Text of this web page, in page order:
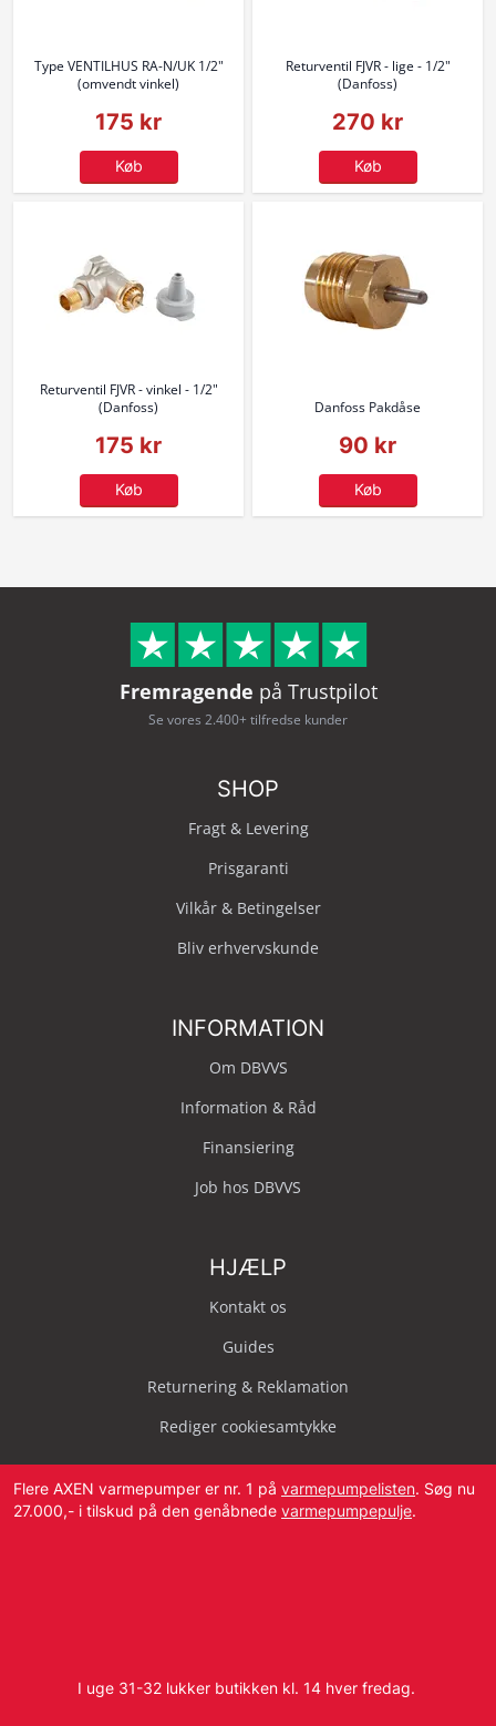
Type VENTILHUS RA-N/UK 1/2"
(omvendt vinkel)
175 kr
Køb
Returventil FJVR - lige - 1/2"
(Danfoss)
270 kr
Køb
Returventil FJVR - vinkel - 1/2"
(Danfoss)
175 kr
Køb
Danfoss Pakdåse
90 kr
Køb
Fremragende på Trustpilot
Se vores 2.400+ tilfredse kunder
SHOP
Fragt & Levering
Prisgaranti
Vilkår & Betingelser
Bliv erhvervskunde
INFORMATION
Om DBVVS
Information & Råd
Finansiering
Job hos DBVVS
HJÆLP
Kontakt os
Guides
Returnering & Reklamation
Rediger cookiesamtykke
E-mail:info@dbvvs.dk
Flere AXEN varmepumper er nr. 1 på varmepumpelisten. Søg nu
27.000,- i tilskud på den genåbnede varmepumpepulje.
I uge 31-32 lukker butikken kl. 14 hver fredag.